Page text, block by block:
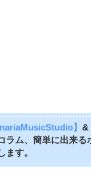
】&
ラム、簡単に出来
ます。